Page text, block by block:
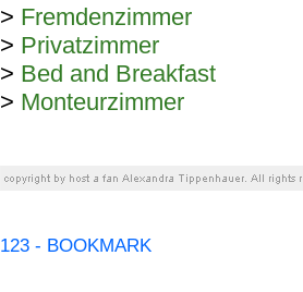
> Fremdenzimmer
> Privatzimmer
> Bed and Breakfast
> Monteurzimmer
123 - BOOKMARK